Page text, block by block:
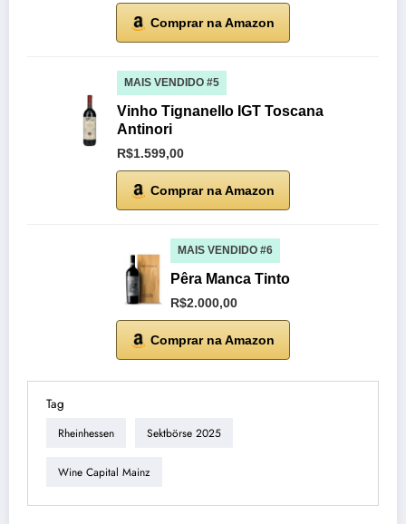
Comprar na Amazon
MAIS VENDIDO #5
Vinho Tignanello IGT Toscana
Antinori
R$1.599,00
Comprar na Amazon
MAIS VENDIDO #6
Pêra Manca Tinto
R$2.000,00
Comprar na Amazon
Tag
Rheinhessen Sektbörse 2025
Wine Capital Mainz